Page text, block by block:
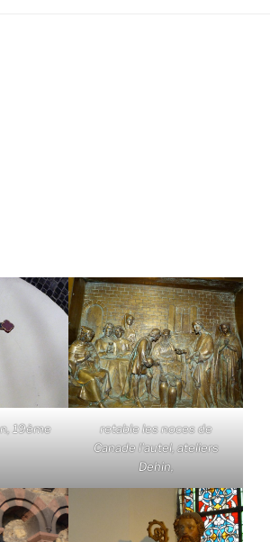
19ème
retable les noces de
Canade l'autel, ateliers
Dehin,